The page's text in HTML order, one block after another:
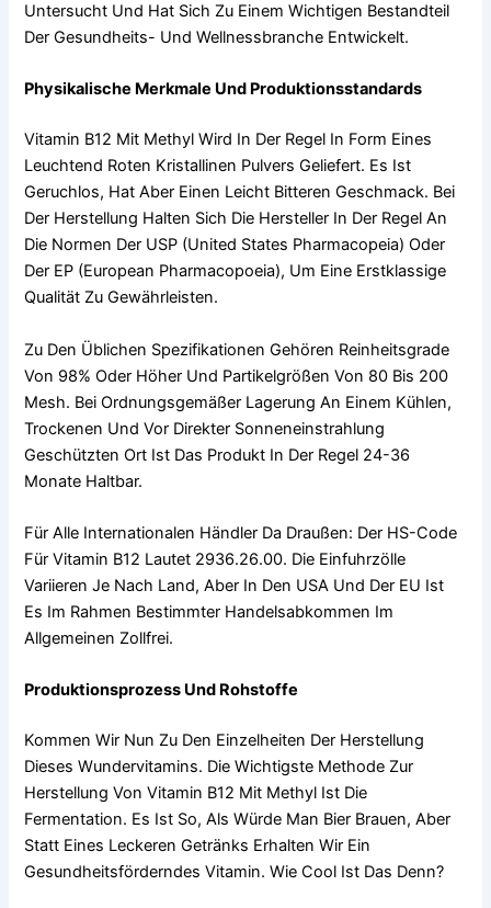
Untersucht Und Hat Sich Zu Einem Wichtigen Bestandteil
Der Gesundheits- Und Wellnessbranche Entwickelt.
Physikalische Merkmale Und Produktionsstandards
Vitamin B12 Mit Methyl Wird In Der Regel In Form Eines
Leuchtend Roten Kristallinen Pulvers Geliefert. Es Ist
Geruchlos, Hat Aber Einen Leicht Bitteren Geschmack. Bei
Der Herstellung Halten Sich Die Hersteller In Der Regel An
Die Normen Der USP (United States Pharmacopeia) Oder
Der EP (European Pharmacopoeia), Um Eine Erstklassige
Qualität Zu Gewährleisten.
Zu Den Üblichen Spezifikationen Gehören Reinheitsgrade
Von 98% Oder Höher Und Partikelgrößen Von 80 Bis 200
Mesh. Bei Ordnungsgemäßer Lagerung An Einem Kühlen,
Trockenen Und Vor Direkter Sonneneinstrahlung
Geschützten Ort Ist Das Produkt In Der Regel 24-36
Monate Haltbar.
Für Alle Internationalen Händler Da Draußen: Der HS-Code
Für Vitamin B12 Lautet 2936.26.00. Die Einfuhrzölle
Variieren Je Nach Land, Aber In Den USA Und Der EU Ist
Es Im Rahmen Bestimmter Handelsabkommen Im
Allgemeinen Zollfrei.
Produktionsprozess Und Rohstoffe
Kommen Wir Nun Zu Den Einzelheiten Der Herstellung
Dieses Wundervitamins. Die Wichtigste Methode Zur
Herstellung Von Vitamin B12 Mit Methyl Ist Die
Fermentation. Es Ist So, Als Würde Man Bier Brauen, Aber
Statt Eines Leckeren Getränks Erhalten Wir Ein
Gesundheitsförderndes Vitamin. Wie Cool Ist Das Denn?